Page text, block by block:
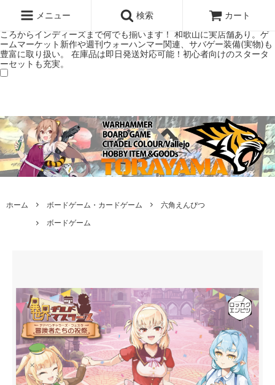
ミアムショップTORAYAMA。通販・オンラインショップです！ ウォー
ハンマーとボードゲームのことなら当店へ！ボードゲームもメジャーど
ころからインディーズまで何でも揃います！ 和歌山に実店舗あり。ゲ
ームマーケット新作や週刊ウォーハンマー関連、サバゲー装備(実物)も
豊富に取り扱い。 在庫品は即日発送対応可能！初心者向けのスタータ
ーセットも充実。
メニュー 検索 カート
ホーム ボードゲーム・カードゲーム
六角えんぴつ
ボードゲーム